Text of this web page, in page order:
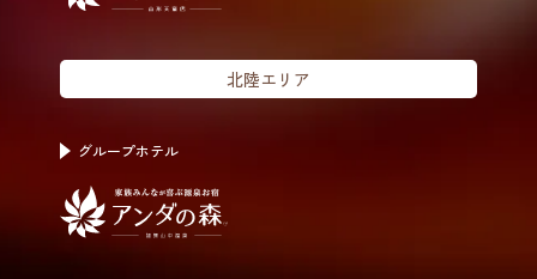
北陸エリア
グループホテル